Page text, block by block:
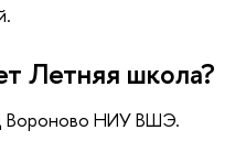
Летняя школа?
Вороново НИУ ВШЭ.